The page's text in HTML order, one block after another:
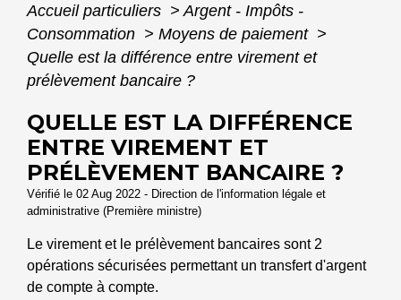
Accueil particuliers > Argent - Impôts -
Consommation > Moyens de paiement >
Quelle est la différence entre virement et
prélèvement bancaire ?
QUELLE EST LA DIFFÉRENCE
ENTRE VIREMENT ET
PRÉLÈVEMENT BANCAIRE ?
Vérifié le 02 Aug 2022 - Direction de l'information légale et
administrative (Première ministre)
Le virement et le prélèvement bancaires sont 2
opérations sécurisées permettant un transfert d'argent
de compte à compte.